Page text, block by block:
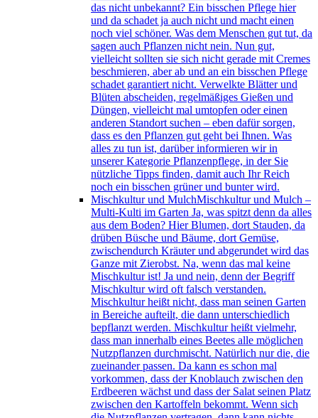
das nicht unbekannt? Ein bisschen Pflege hier
und da schadet ja auch nicht und macht einen
noch viel schöner. Was dem Menschen gut tut, da
sagen auch Pflanzen nicht nein. Nun gut,
vielleicht sollten sie sich nicht gerade mit Cremes
beschmieren, aber ab und an ein bisschen Pflege
schadet garantiert nicht. Verwelkte Blätter und
Blüten abscheiden, regelmäßiges Gießen und
Düngen, vielleicht mal umtopfen oder einen
anderen Standort suchen – eben dafür sorgen,
dass es den Pflanzen gut geht bei Ihnen. Was
alles zu tun ist, darüber informieren wir in
unserer Kategorie Pflanzenpflege, in der Sie
nützliche Tipps finden, damit auch Ihr Reich
noch ein bisschen grüner und bunter wird.
Mischkultur und MulchMischkultur und Mulch –
Multi-Kulti im Garten Ja, was spitzt denn da alles
aus dem Boden? Hier Blumen, dort Stauden, da
drüben Büsche und Bäume, dort Gemüse,
zwischendurch Kräuter und abgerundet wird das
Ganze mit Zierobst. Na, wenn das mal keine
Mischkultur ist! Ja und nein, denn der Begriff
Mischkultur wird oft falsch verstanden.
Mischkultur heißt nicht, dass man seinen Garten
in Bereiche aufteilt, die dann unterschiedlich
bepflanzt werden. Mischkultur heißt vielmehr,
dass man innerhalb eines Beetes alle möglichen
Nutzpflanzen durchmischt. Natürlich nur die, die
zueinander passen. Da kann es schon mal
vorkommen, dass der Knoblauch zwischen den
Erdbeeren wächst und dass der Salat seinen Platz
zwischen den Kartoffeln bekommt. Wenn sich